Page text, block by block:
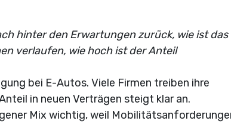
hinter den Erwartungen zurück, wie ist das
verlaufen, wie hoch ist der Anteil
bei E-Autos. Viele Firmen treiben ihre
in neuen Verträgen steigt klar an.
Mix wichtig, weil